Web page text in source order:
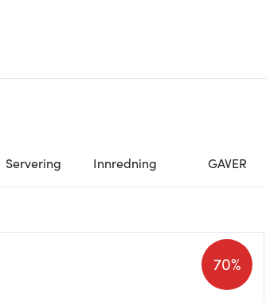
Servering Innredning GAVER
70%